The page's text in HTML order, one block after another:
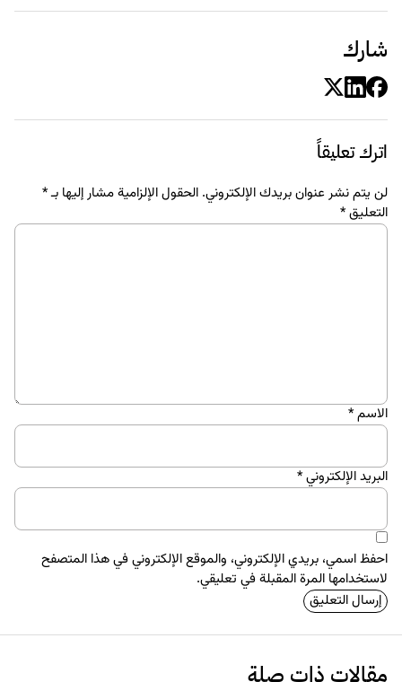
شارك
اترك تعليقاً
لن يتم نشر عنوان بريدك الإلكتروني. الحقول الإلزامية مشار إليها بـ*
التعليق*
الاسم*
البريد الإلكتروني*
احفظ اسمي، بريدي الإلكتروني، والموقع الإلكتروني في هذا المتصفح
لاستخدامها المرة المقبلة في تعليقي.
مقالات ذات صلة